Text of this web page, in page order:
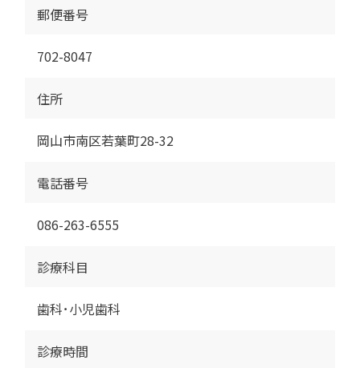
郵便番号
702-8047
住所
岡山市南区若葉町28-32
電話番号
086-263-6555
診療科目
歯科･小児歯科
診療時間